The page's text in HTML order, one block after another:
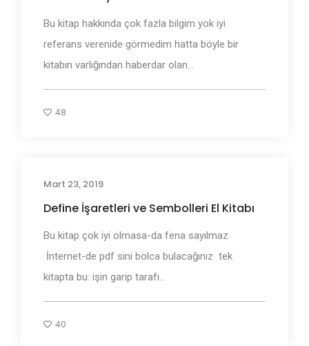
Bu kitap hakkında çok fazla bilgim yok iyi
referans verenide görmedim hatta böyle bir
kitabın varlığından haberdar olan...
48
Mart 23, 2019
Define İşaretleri ve Sembolleri El Kitabı
Bu kitap çok iyi olmasa-da fena sayılmaz
İnternet-de pdf sini bolca bulacağınız tek
kitapta bu: işin garip tarafı...
40